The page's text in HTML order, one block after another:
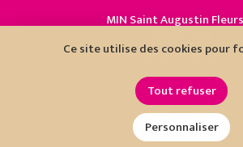
MIN Saint Augustin
04 93 18 80 10
Ce site utilise des cookies pour
Tout refuser
Personnaliser